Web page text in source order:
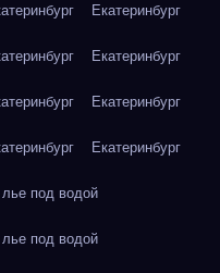
Екатеринбург
Екатеринбург
Екатеринбург
Екатеринбург
под водой
под водой